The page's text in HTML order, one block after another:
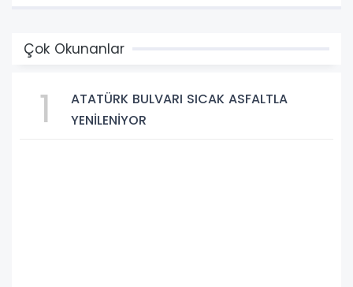
Çok Okunanlar
1
ATATÜRK BULVARI SICAK ASFALTLA
YENİLENİYOR